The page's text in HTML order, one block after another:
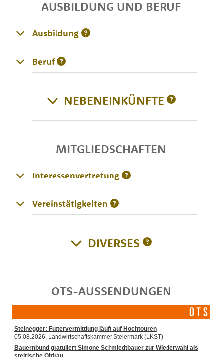
AUSBILDUNG UND BERUF
Ausbildung
Beruf
NEBENEINKÜNFTE
MITGLIEDSCHAFTEN
Interessenvertretung
Vereinstätigkeiten
DIVERSES
OTS-AUSSENDUNGEN